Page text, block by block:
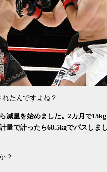
たんですよね？
減量を始めました。2カ月で
量で計ったら68.5kgでパスしまし
？